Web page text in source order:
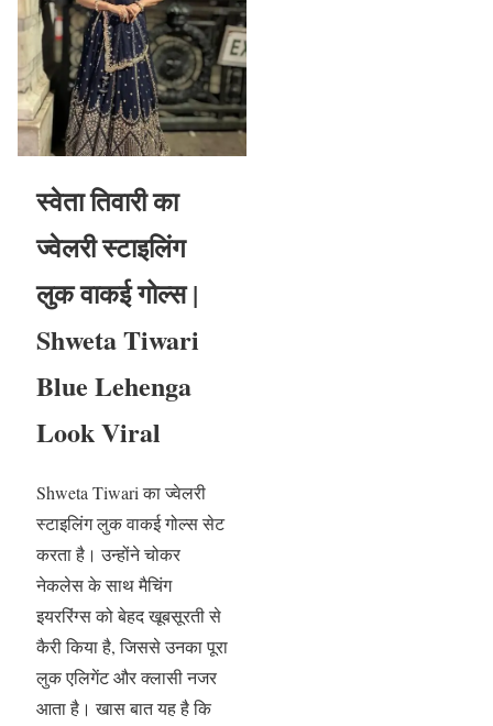
स्वेता तिवारी का
ज्वेलरी स्टाइलिंग
लुक वाकई गोल्स |
Shweta Tiwari
Blue Lehenga
Look Viral
Shweta Tiwari का ज्वेलरी
स्टाइलिंग लुक वाकई गोल्स सेट
करता है। उन्होंने चोकर
नेकलेस के साथ मैचिंग
इयररिंग्स को बेहद खूबसूरती से
कैरी किया है, जिससे उनका पूरा
लुक एलिगेंट और क्लासी नजर
आता है। खास बात यह है कि